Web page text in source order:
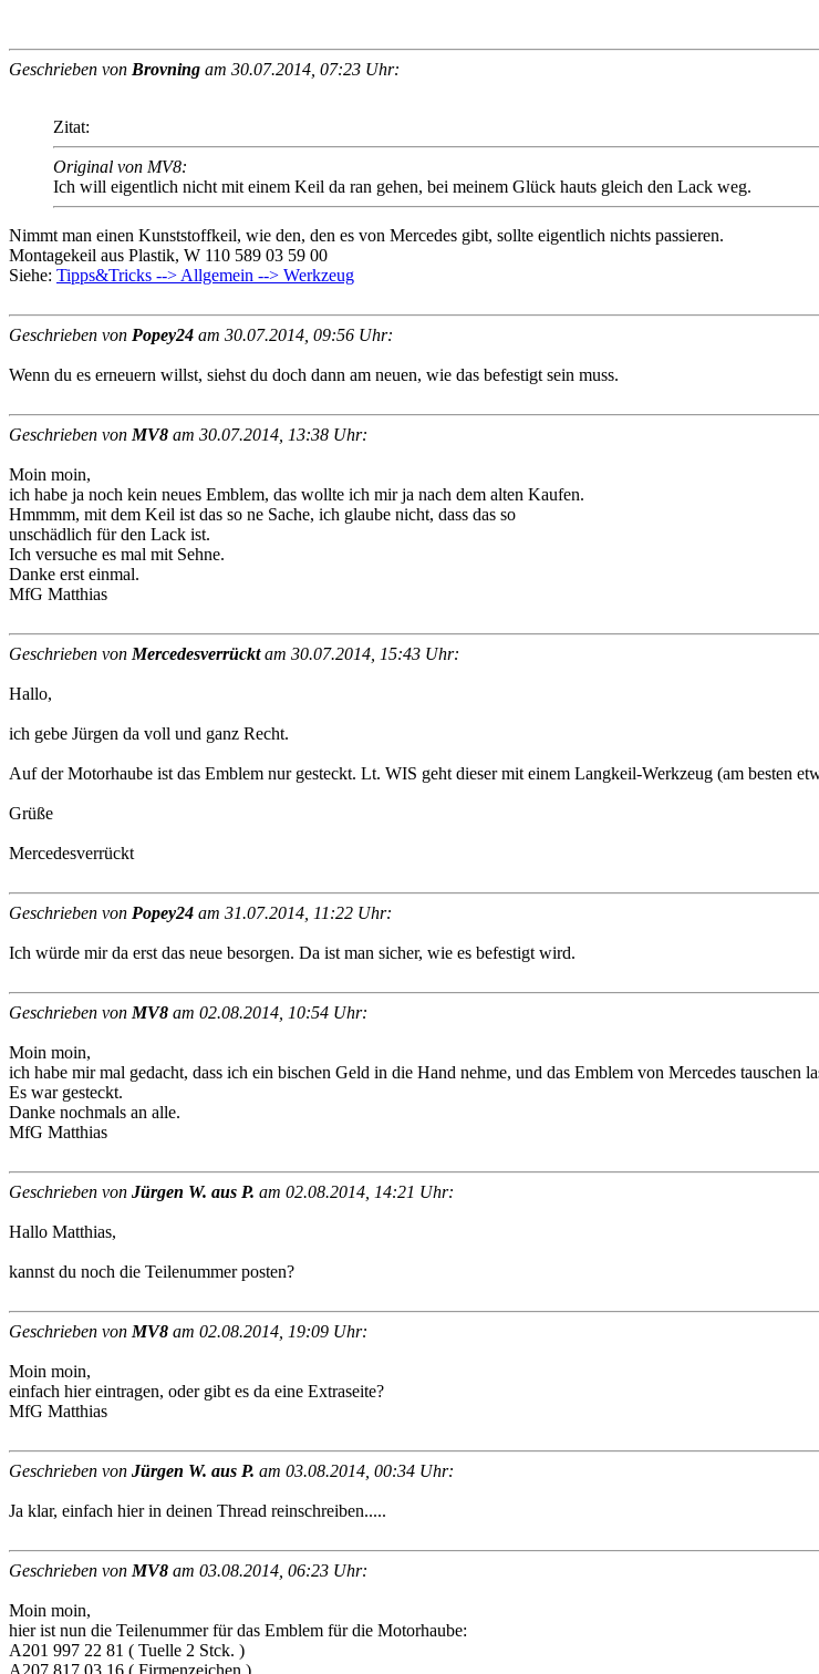
Geschrieben von Brovning am 30.07.2014, 07:23 Uhr:
Zitat:
Original von MV8:
Ich will eigentlich nicht mit einem Keil da ran gehen, bei meinem Glück hauts gleich den Lack weg.
Nimmt man einen Kunststoffkeil, wie den, den es von Mercedes gibt, sollte eigentlich nichts passieren.
Montagekeil aus Plastik, W 110 589 03 59 00
Siehe: Tipps&Tricks --> Allgemein --> Werkzeug
Geschrieben von Popey24 am 30.07.2014, 09:56 Uhr:
Wenn du es erneuern willst, siehst du doch dann am neuen, wie das befestigt sein muss.
Geschrieben von MV8 am 30.07.2014, 13:38 Uhr:
Moin moin,
ich habe ja noch kein neues Emblem, das wollte ich mir ja nach dem alten Kaufen.
Hmmmm, mit dem Keil ist das so ne Sache, ich glaube nicht, dass das so
unschädlich für den Lack ist.
Ich versuche es mal mit Sehne.
Danke erst einmal.
MfG Matthias
Geschrieben von Mercedesverrücktam 30.07.2014, 15:43 Uhr:
Hallo,
ich gebe Jürgen da voll und ganz Recht.
Auf der Motorhaube ist das Emblem nur gesteckt. Lt. WIS geht dieser mit einem Langkeil-Werkzeug (am besten
Grüße
Mercedesverrückt
Geschrieben von Popey24 am 31.07.2014, 11:22 Uhr:
Ich würde mir da erst das neue besorgen. Da ist man sicher, wie es befestigt wird.
Geschrieben von MV8 am 02.08.2014, 10:54 Uhr:
Moin moin,
ich habe mir mal gedacht, dass ich ein bischen Geld in die Hand nehme, und das Emblem von Mercedes
Es war gesteckt.
Danke nochmals an alle.
MfG Matthias
Geschrieben von Jürgen W. aus P. am 02.08.2014, 14:21 Uhr:
Hallo Matthias,
kannst du noch die Teilenummer posten?
Geschrieben von MV8 am 02.08.2014, 19:09 Uhr:
Moin moin,
einfach hier eintragen, oder gibt es da eine Extraseite?
MfG Matthias
Geschrieben von Jürgen W. aus P. am 03.08.2014, 00:34 Uhr:
Ja klar, einfach hier in deinen Thread reinschreiben.....
Geschrieben von MV8 am 03.08.2014, 06:23 Uhr:
Moin moin,
hier ist nun die Teilenummer für das Emblem für die Motorhaube:
A201 997 22 81 ( Tuelle 2 Stck. )
A207 817 03 16 ( Firmenzeichen )